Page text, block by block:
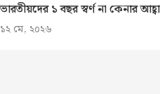
ভারতীয়দের ১ বছর স্বর্ণ না কেনার
১২ মে, ২০২৬